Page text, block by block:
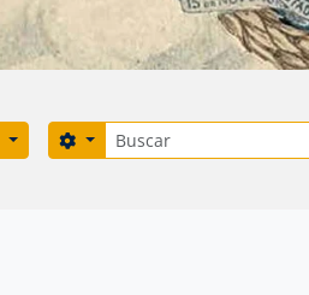
Buscar
Opções de busca